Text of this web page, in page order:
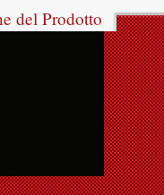
del Prodotto